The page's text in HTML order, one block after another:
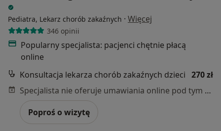
Pediatra, Lekarz chorób zakaźnych · Więcej
346 opinii
Popularny specjalista: pacjenci chętnie płacą
online
Konsultacja lekarza chorób zakaźnych dzieci 270 zł
Specjalista nie oferuje umawiania online pod tym adresem.
Poproś o wizytę